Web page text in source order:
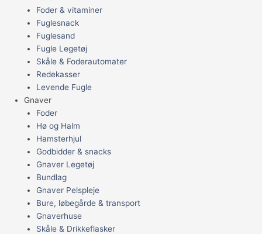
Foder & vitaminer
Fuglesnack
Fuglesand
Fugle Legetøj
Skåle & Foderautomater
Redekasser
Levende Fugle
Gnaver
Foder
Hø og Halm
Hamsterhjul
Godbidder & snacks
Gnaver Legetøj
Bundlag
Gnaver Pelspleje
Bure, løbegårde & transport
Gnaverhuse
Skåle & Drikkeflasker